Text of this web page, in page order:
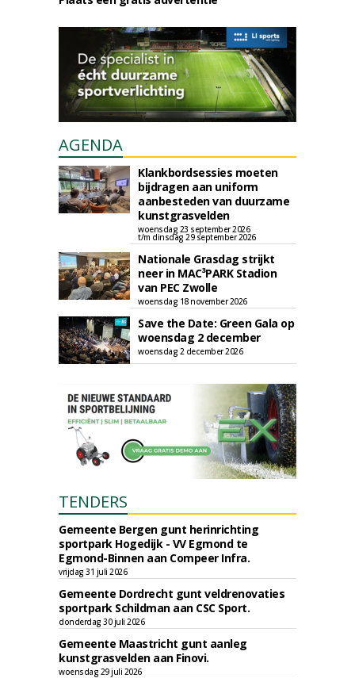
AGENDA
Klankbordsessies moeten
bijdragen aan uniform
aanbesteden van duurzame
kunstgrasvelden
woensdag 23 september 2026
t/m dinsdag 29 september 2026
Nationale Grasdag strijkt
neer in MAC³PARK Stadion
van PEC Zwolle
woensdag 18 november 2026
Save the Date: Green Gala op
woensdag 2 december
woensdag 2 december 2026
TENDERS
Gemeente Bergen gunt herinrichting
sportpark Hogedijk - VV Egmond te
Egmond-Binnen aan Compeer Infra.
vrijdag 31 juli 2026
Gemeente Dordrecht gunt veldrenovaties
sportpark Schildman aan CSC Sport.
donderdag 30 juli 2026
Gemeente Maastricht gunt aanleg
kunstgrasvelden aan Finovi.
woensdag 29 juli 2026